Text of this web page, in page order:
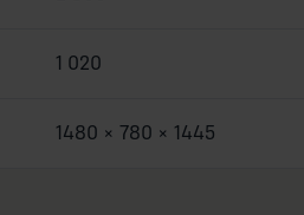
1 020
1480 × 780 × 1445